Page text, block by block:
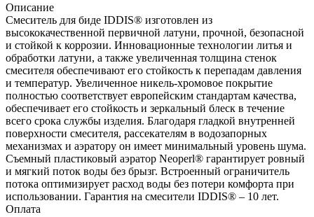
Описание
Смеситель для биде IDDIS® изготовлен из
высококачественной первичной латуни, прочной, безопасной
и стойкой к коррозии. Инновационные технологии литья и
обработки латуни, а также увеличенная толщина стенок
смесителя обеспечивают его стойкость к перепадам давления
и температур. Увеличенное никель-хромовое покрытие
полностью соответствует европейским стандартам качества,
обеспечивает его стойкость и зеркальный блеск в течение
всего срока службы изделия. Благодаря гладкой внутренней
поверхности смесителя, рассекателям в водозапорных
механизмах и аэратору он имеет минимальный уровень шума.
Съемный пластиковый аэратор Neoperl® гарантирует ровный
и мягкий поток воды без брызг. Встроенный ограничитель
потока оптимизирует расход воды без потери комфорта при
использовании. Гарантия на смесители IDDIS® – 10 лет.
Оплата